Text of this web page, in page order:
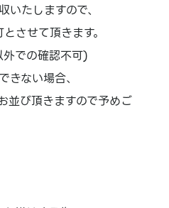
たしますので、
させて頂きます。
での確認不可)
ない場合、
並び頂きますので予めご